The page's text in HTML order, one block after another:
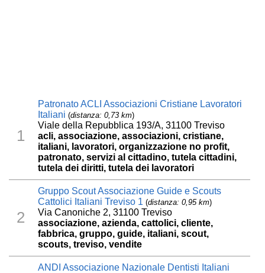
1
Patronato ACLI Associazioni Cristiane Lavoratori
Italiani (distanza: 0,73 km)
Viale della Repubblica 193/A, 31100 Treviso
acli, associazione, associazioni, cristiane,
italiani, lavoratori, organizzazione no profit,
patronato, servizi al cittadino, tutela cittadini,
tutela dei diritti, tutela dei lavoratori
2
Gruppo Scout Associazione Guide e Scouts
Cattolici Italiani Treviso 1 (distanza: 0,95 km)
Via Canoniche 2, 31100 Treviso
associazione, azienda, cattolici, cliente,
fabbrica, gruppo, guide, italiani, scout,
scouts, treviso, vendite
ANDI Associazione Nazionale Dentisti Italiani